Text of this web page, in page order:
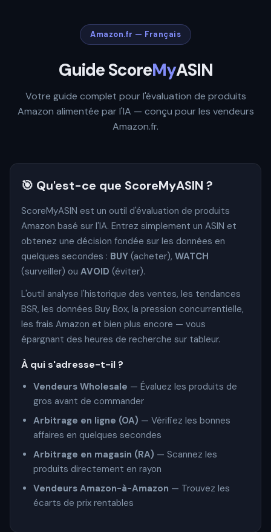
Amazon.fr — Français
Guide ScoreMyASIN
Votre guide complet pour l'évaluation de produits
Amazon alimentée par l'IA — conçu pour les vendeurs
Amazon.fr.
🎯 Qu'est-ce que ScoreMyASIN ?
ScoreMyASIN est un outil d'évaluation de produits
Amazon basé sur l'IA. Entrez simplement un ASIN et
obtenez une décision fondée sur les données en
quelques secondes : BUY (acheter), WATCH
(surveiller) ou AVOID (éviter).
L'outil analyse l'historique des ventes, les tendances
BSR, les données Buy Box, la pression concurrentielle,
les frais Amazon et bien plus encore — vous
épargnant des heures de recherche sur tableur.
À qui s'adresse-t-il ?
Vendeurs Wholesale — Évaluez les produits de
gros avant de commander
Arbitrage en ligne (OA) — Vérifiez les bonnes
affaires en quelques secondes
Arbitrage en magasin (RA) — Scannez les
produits directement en rayon
Vendeurs Amazon-à-Amazon — Trouvez les
écarts de prix rentables